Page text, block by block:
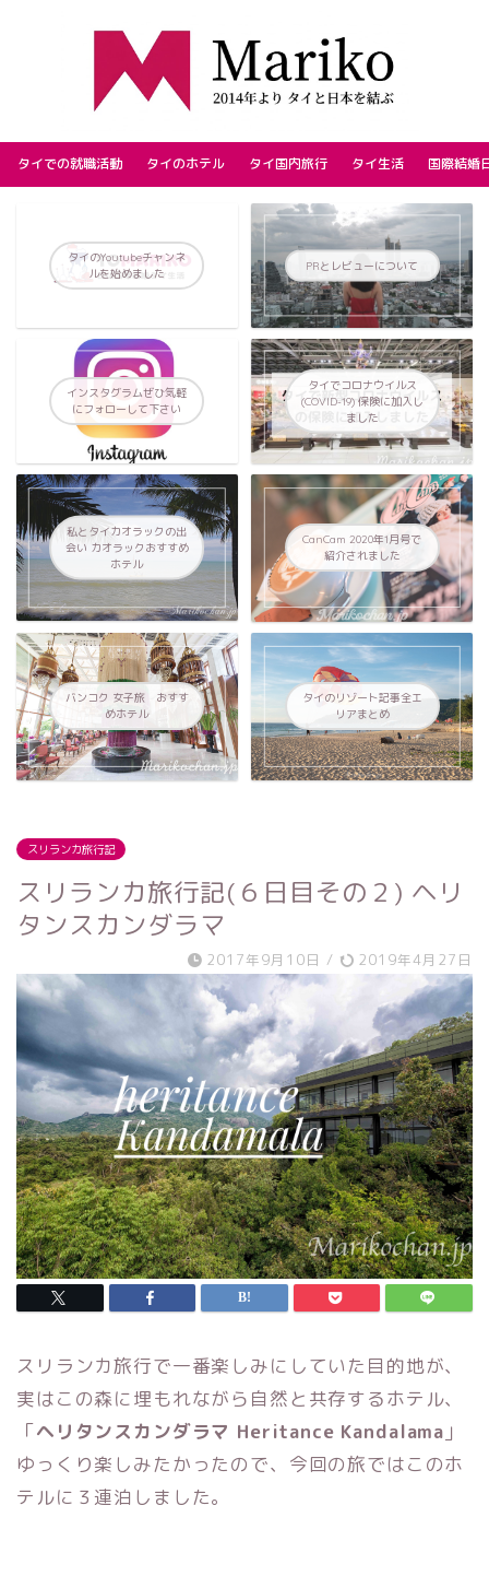
タイでの就職活動 タイのホテル タイ国内旅行 タイ生活 国際結婚
タイのYoutubeチャンネ
ルを始めました
PRとレビューについて
インスタグラムぜひ気軽
にフォローして下さい
タイでコロナウイルス
(COVID-19) 保険に加入し
ました
私とタイカオラックの出
会い カオラックおすすめ
ホテル
CanCam 2020年1月号で
紹介されました
バンコク 女子旅 おすす
めホテル
タイのリゾート記事全エ
リアまとめ
スリランカ旅行記
スリランカ旅行記(６日目その２) ヘリ
タンスカンダラマ
2017年9月10日 / 2019年4月27日
スリランカ旅行で一番楽しみにしていた目的地が、
実はこの森に埋もれながら自然と共存するホテル、
「ヘリタンスカンダラマ Heritance Kandalama 」
ゆっくり楽しみたかったので、今回の旅ではこのホ
テルに３連泊しました。